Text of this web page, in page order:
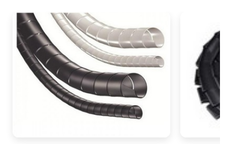
recorte abertopara o seu projeto, entre em
contato conosco e solicite um orçamento
personalizado. Nossa equipe está pronta para
ajudar a encontrar a opção que melhor se
encaixa nas suas necessidades. Não perca
tempo, a solução ideal para o seu
cabeamento está a apenas um clique de
distância!